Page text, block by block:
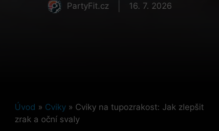
PartyFit.cz 16. 7. 2026
Úvod » Cviky » Cviky na tupozrakost: Jak zlepšit
zrak a oční svaly